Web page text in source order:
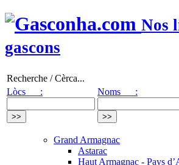
Nos
gascons
Recherche / Cèrca...
Lòcs :
Noms :
Grand Armagnac
Astarac
Haut Armagnac - Pays